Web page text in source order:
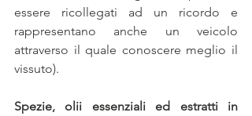
essere ricollegati ad un ricordo e
rappresentano anche un veicolo
attraverso il quale conoscere meglio il
vissuto).
Spezie, olii essenziali ed estratti in